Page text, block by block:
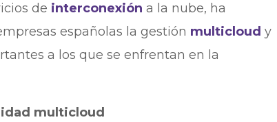
de interconexión a la nube, ha
españolas la gestión multicloud y
a los que se enfrentan en la
multicloud